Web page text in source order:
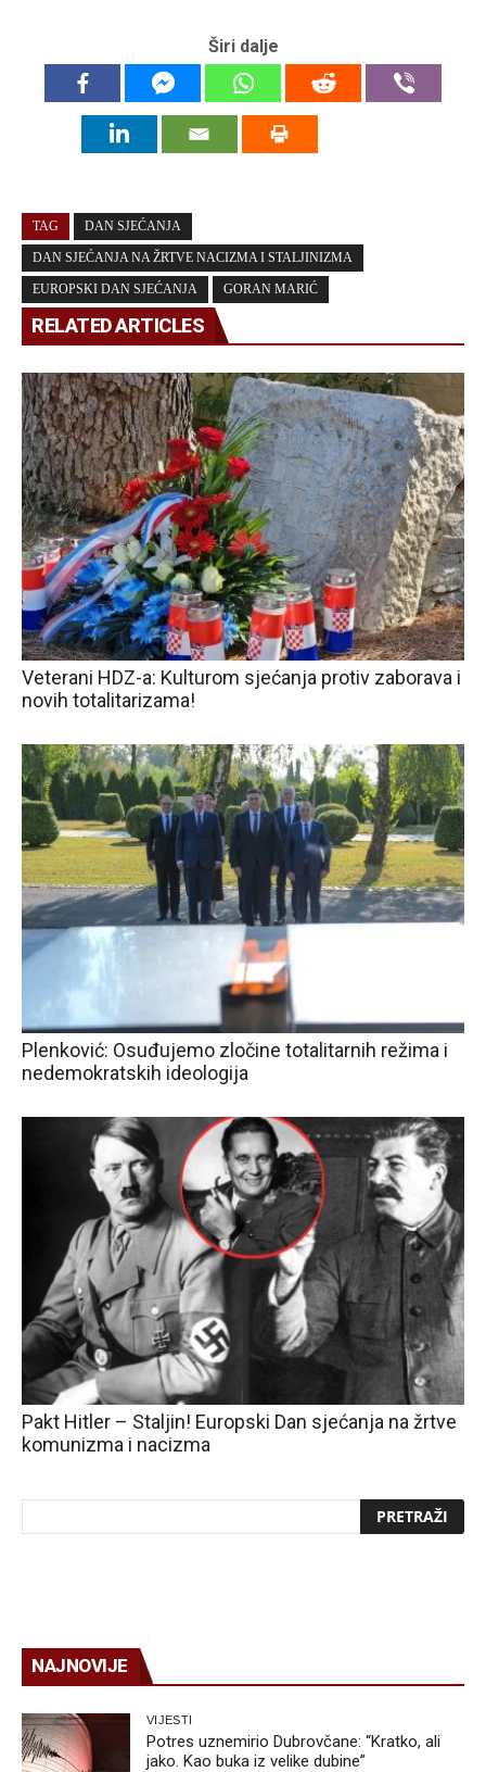
Širi dalje
TAG DAN SJEĆANJA
DAN SJEĆANJA NA ŽRTVE NACIZMA I STALJINIZMA
EUROPSKI DAN SJEĆANJA GORAN MARIĆ
RELATED ARTICLES
Veterani HDZ-a: Kulturom sjećanja protiv zaborava i
novih totalitarizama!
Plenković: Osuđujemo zločine totalitarnih režima i
nedemokratskih ideologija
Pakt Hitler – Staljin! Europski Dan sjećanja na žrtve
komunizma i nacizma
NAJNOVIJE
VIJESTI
Potres uznemirio Dubrovčane: “Kratko, ali
jako. Kao buka iz velike dubine”